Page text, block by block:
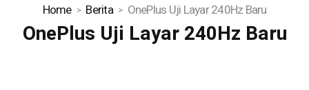
Home Berita OnePlus Uji Layar 240Hz Baru
OnePlus Uji Layar 240Hz Baru